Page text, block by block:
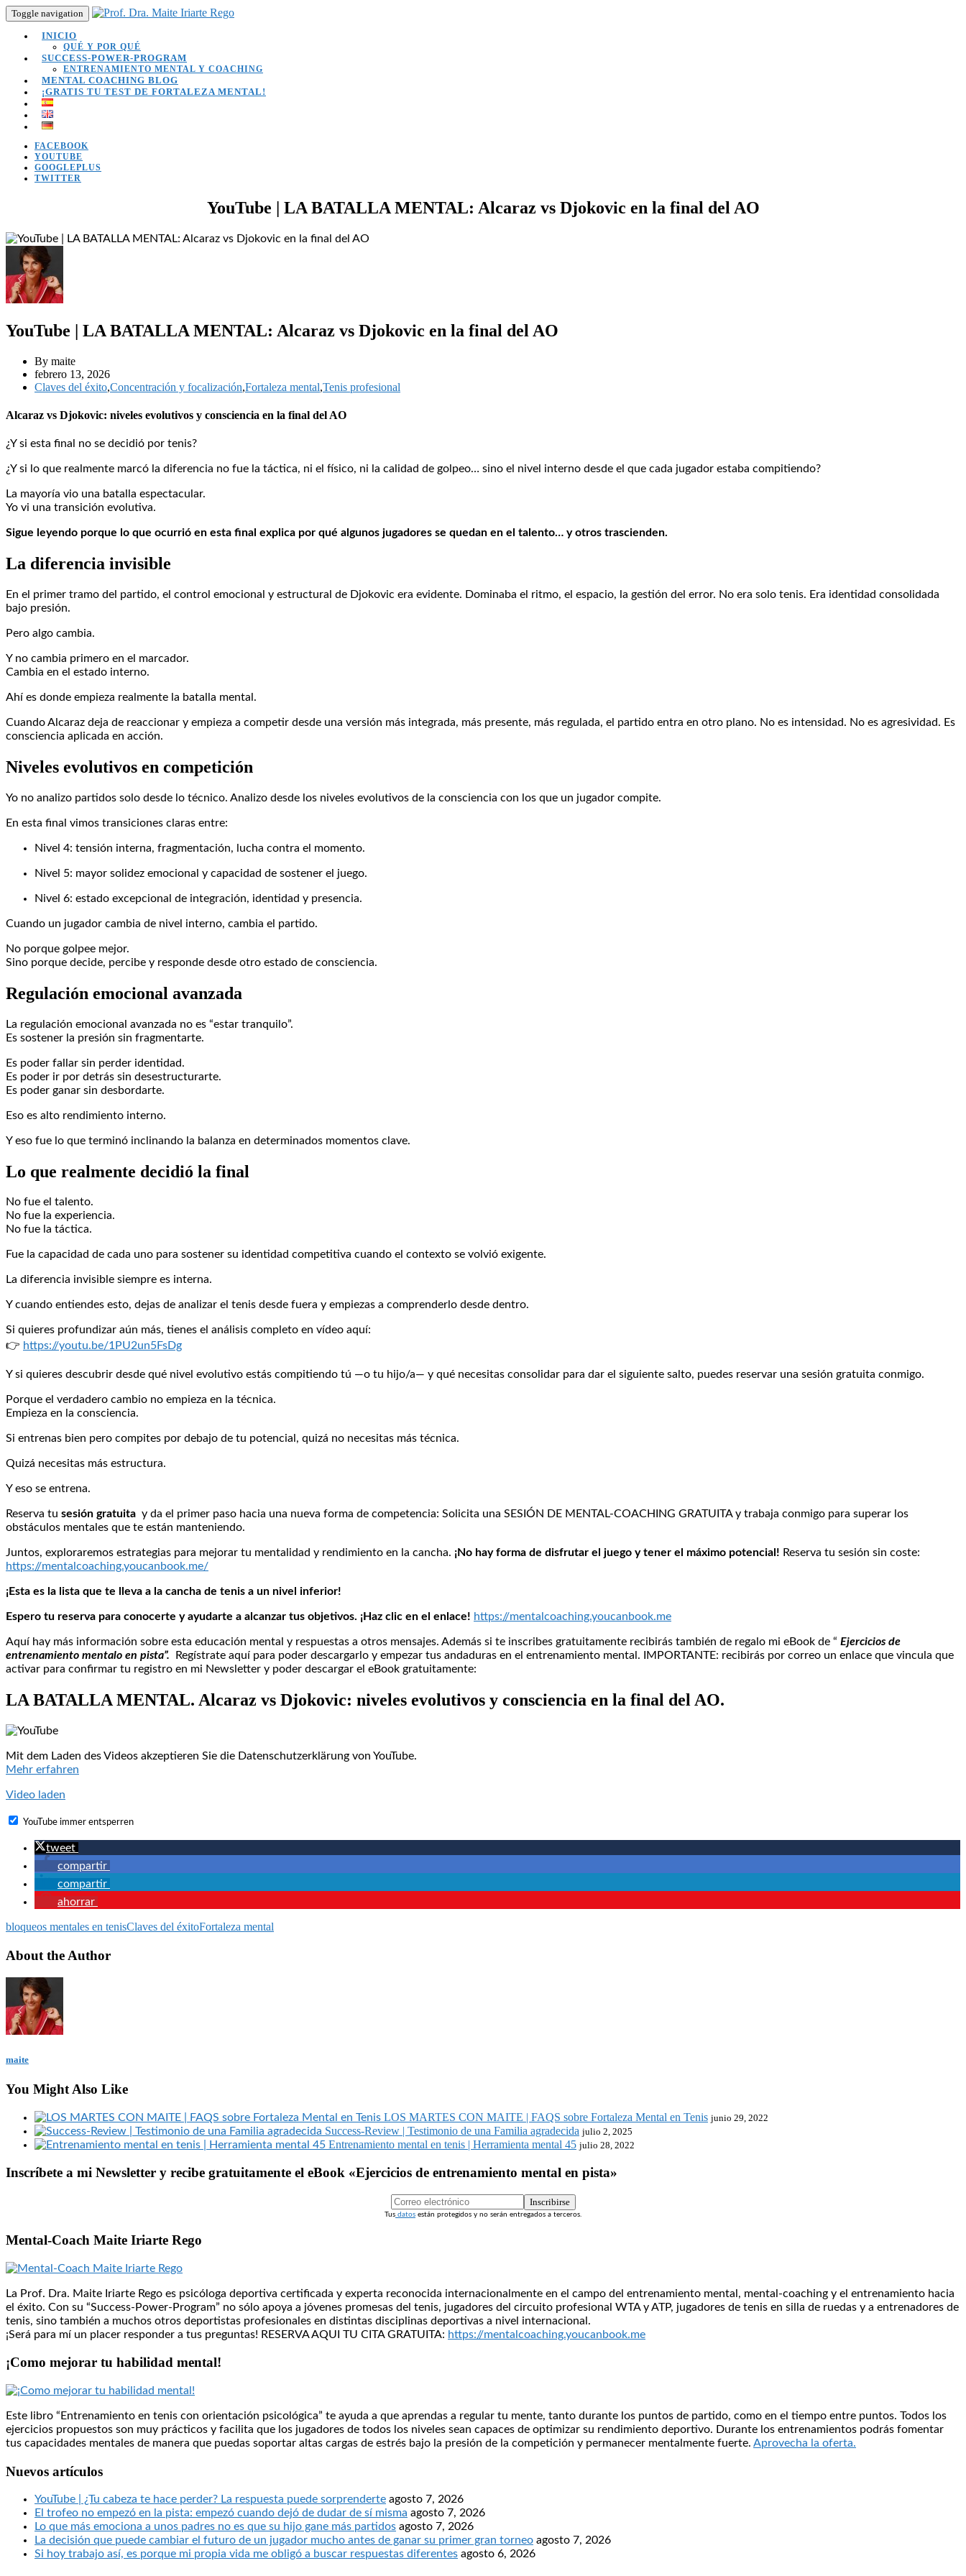
Toggle navigation
INICIO
QUÉ Y POR QUÉ
SUCCESS-POWER-PROGRAM
ENTRENAMIENTO MENTAL Y COACHING
MENTAL COACHING BLOG
¡GRATIS TU TEST DE FORTALEZA MENTAL!
FACEBOOK
YOUTUBE
GOOGLEPLUS
TWITTER
YouTube | LA BATALLA MENTAL: Alcaraz vs Djokovic en la final del AO
YouTube | LA BATALLA MENTAL: Alcaraz vs Djokovic en la final del AO
By maite
febrero 13, 2026
Claves del éxito,Concentración y focalización,Fortaleza mental,Tenis profesional
Alcaraz vs Djokovic: niveles evolutivos y consciencia en la final del AO
¿Y si esta final no se decidió por tenis?
¿Y si lo que realmente marcó la diferencia no fue la táctica, ni el físico, ni la calidad de golpeo… sino el nivel interno desde el que cada jugador estaba compitiendo?
La mayoría vio una batalla espectacular.
Yo vi una transición evolutiva.
Sigue leyendo porque lo que ocurrió en esta final explica por qué algunos jugadores se quedan en el talento… y otros trascienden.
La diferencia invisible
En el primer tramo del partido, el control emocional y estructural de Djokovic era evidente. Dominaba el ritmo, el espacio, la gestión del error. No era solo tenis. Era identidad consolidada
bajo presión.
Pero algo cambia.
Y no cambia primero en el marcador.
Cambia en el estado interno.
Ahí es donde empieza realmente la batalla mental.
Cuando Alcaraz deja de reaccionar y empieza a competir desde una versión más integrada, más presente, más regulada, el partido entra en otro plano. No es intensidad. No es agresividad. Es
consciencia aplicada en acción.
Niveles evolutivos en competición
Yo no analizo partidos solo desde lo técnico. Analizo desde los niveles evolutivos de la consciencia con los que un jugador compite.
En esta final vimos transiciones claras entre:
Nivel 4: tensión interna, fragmentación, lucha contra el momento.
Nivel 5: mayor solidez emocional y capacidad de sostener el juego.
Nivel 6: estado excepcional de integración, identidad y presencia.
Cuando un jugador cambia de nivel interno, cambia el partido.
No porque golpee mejor.
Sino porque decide, percibe y responde desde otro estado de consciencia.
Regulación emocional avanzada
La regulación emocional avanzada no es “estar tranquilo”.
Es sostener la presión sin fragmentarte.
Es poder fallar sin perder identidad.
Es poder ir por detrás sin desestructurarte.
Es poder ganar sin desbordarte.
Eso es alto rendimiento interno.
Y eso fue lo que terminó inclinando la balanza en determinados momentos clave.
Lo que realmente decidió la final
No fue el talento.
No fue la experiencia.
No fue la táctica.
Fue la capacidad de cada uno para sostener su identidad competitiva cuando el contexto se volvió exigente.
La diferencia invisible siempre es interna.
Y cuando entiendes esto, dejas de analizar el tenis desde fuera y empiezas a comprenderlo desde dentro.
Si quieres profundizar aún más, tienes el análisis completo en vídeo aquí:
👉 https://youtu.be/1PU2un5FsDg
Y si quieres descubrir desde qué nivel evolutivo estás compitiendo tú —o tu hijo/a— y qué necesitas consolidar para dar el siguiente salto, puedes reservar una sesión gratuita conmigo.
Porque el verdadero cambio no empieza en la técnica.
Empieza en la consciencia.
Si entrenas bien pero compites por debajo de tu potencial, quizá no necesitas más técnica.
Quizá necesitas más estructura.
Y eso se entrena.
Reserva tu sesión gratuita y da el primer paso hacia una nueva forma de competencia: Solicita una SESIÓN DE MENTAL-COACHING GRATUITA y trabaja conmigo para superar los
obstáculos mentales que te están manteniendo.
Juntos, exploraremos estrategias para mejorar tu mentalidad y rendimiento en la cancha. ¡No hay forma de disfrutar el juego y tener el máximo potencial! Reserva tu sesión sin coste:
https://mentalcoaching.youcanbook.me/
¡Esta es la lista que te lleva a la cancha de tenis a un nivel inferior!
Espero tu reserva para conocerte y ayudarte a alcanzar tus objetivos. ¡Haz clic en el enlace! https://mentalcoaching.youcanbook.me
Aquí hay más información sobre esta educación mental y respuestas a otros mensajes. Además si te inscribes gratuitamente recibirás también de regalo mi eBook de “ Ejercicios de
entrenamiento mentalo en pista”.
Regístrate aquí para poder descargarlo y empezar tus andaduras en el entrenamiento mental. IMPORTANTE: recibirás por correo un enlace que vincula que
activar para confirmar tu registro en mi Newsletter y poder descargar el eBook gratuitamente:
LA BATALLA MENTAL. Alcaraz vs Djokovic: niveles evolutivos y consciencia en la final del AO.
Mit dem Laden des Videos akzeptieren Sie die Datenschutzerklärung von YouTube.
Mehr erfahren
Video laden
YouTube immer entsperren
tweet
compartir
compartir
ahorrar
bloqueos mentales en tenisClaves del éxitoFortaleza mental
About the Author
maite
You Might Also Like
LOS MARTES CON MAITE | FAQS sobre Fortaleza Mental en Tenis junio 29, 2022
Success-Review | Testimonio de una Familia agradecida julio 2, 2025
Entrenamiento mental en tenis | Herramienta mental 45 julio 28, 2022
Inscríbete a mi Newsletter y recibe gratuitamente el eBook «Ejercicios de entrenamiento mental en pista»
Inscribirse
Tus datos están protegidos y no serán entregados a terceros.
Mental-Coach Maite Iriarte Rego
La Prof. Dra. Maite Iriarte Rego es psicóloga deportiva certificada y experta reconocida internacionalmente en el campo del entrenamiento mental, mental-coaching y el entrenamiento hacia
el éxito. Con su “Success-Power-Program” no sólo apoya a jóvenes promesas del tenis, jugadores del circuito profesional WTA y ATP, jugadores de tenis en silla de ruedas y a entrenadores de
tenis, sino también a muchos otros deportistas profesionales en distintas disciplinas deportivas a nivel internacional.
¡Será para mí un placer responder a tus preguntas! RESERVA AQUI TU CITA GRATUITA: https://mentalcoaching.youcanbook.me
¡Como mejorar tu habilidad mental!
Este libro “Entrenamiento en tenis con orientación psicológica” te ayuda a que aprendas a regular tu mente, tanto durante los puntos de partido, como en el tiempo entre puntos. Todos los
ejercicios propuestos son muy prácticos y facilita que los jugadores de todos los niveles sean capaces de optimizar su rendimiento deportivo. Durante los entrenamientos podrás fomentar
tus capacidades mentales de manera que puedas soportar altas cargas de estrés bajo la presión de la competición y permanecer mentalmente fuerte. Aprovecha la oferta.
Nuevos artículos
YouTube | ¿Tu cabeza te hace perder? La respuesta puede sorprenderte agosto 7, 2026
El trofeo no empezó en la pista: empezó cuando dejó de dudar de sí misma agosto 7, 2026
Lo que más emociona a unos padres no es que su hijo gane más partidos agosto 7, 2026
La decisión que puede cambiar el futuro de un jugador mucho antes de ganar su primer gran torneo agosto 7, 2026
Si hoy trabajo así, es porque mi propia vida me obligó a buscar respuestas diferentes agosto 6, 2026